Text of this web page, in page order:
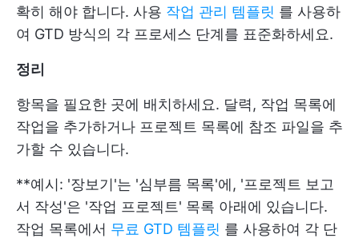
확히 해야 합니다. 사용 작업 관리 템플릿 를 사용하
여 GTD 방식의 각 프로세스 단계를 표준화하세요.
정리
항목을 필요한 곳에 배치하세요. 달력, 작업 목록에
작업을 추가하거나 프로젝트 목록에 참조 파일을 추
가할 수 있습니다.
**예시: '장보기'는 '심부름 목록'에, '프로젝트 보고
서 작성'은 '작업 프로젝트' 목록 아래에 있습니다.
작업 목록에서 무료 GTD 템플릿 를 사용하여 각 단